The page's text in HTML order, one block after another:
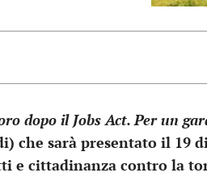
dopo il Jobs Act. Per un
che sarà presentato il 19
e cittadinanza contro la